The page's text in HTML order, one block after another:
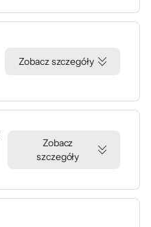
Zobacz szczegóły
Zobacz
szczegóły